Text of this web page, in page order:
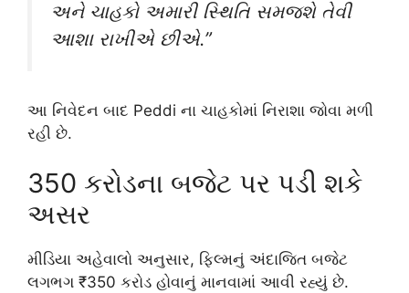
અને ચાહકો અમારી સ્થિતિ સમજશે તેવી
આશા રાખીએ છીએ.”
આ નિવેદન બાદ Peddi ના ચાહકોમાં નિરાશા જોવા મળી
રહી છે.
350 કરોડના બજેટ પર પડી શકે
અસર
મીડિયા અહેવાલો અનુસાર, ફિલ્મનું અંદાજિત બજેટ
લગભગ ₹350 કરોડ હોવાનું માનવામાં આવી રહ્યું છે.